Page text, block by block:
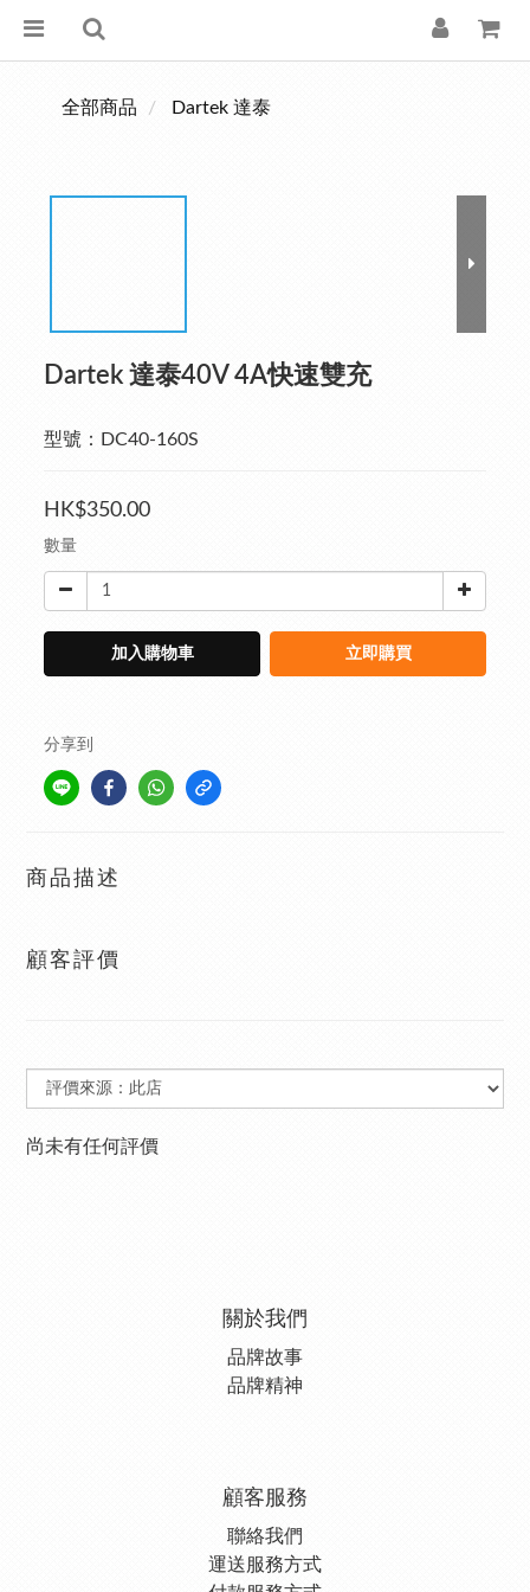
全部商品 Dartek 達泰
Dartek 達泰40V 4A快速雙充
型號：DC40-160S
HK$350.00
數量
加入購物車 立即購買
分享到
商品描述
顧客評價
尚未有任何評價
關於我們
品牌故事
品牌精神
顧客服務
聯絡我們
運送服務方式